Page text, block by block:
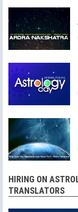
HIRING ON
TRANSLATORS